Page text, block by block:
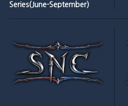
Series(June-September)